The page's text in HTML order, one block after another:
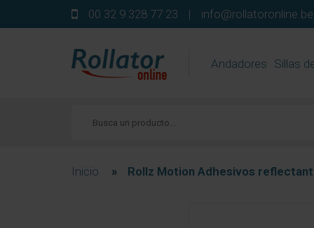
00 32 9 328 77 23 | info@rollatoronline.be
Andadores Sillas
Inicio » Rollz Motion Adhesivos